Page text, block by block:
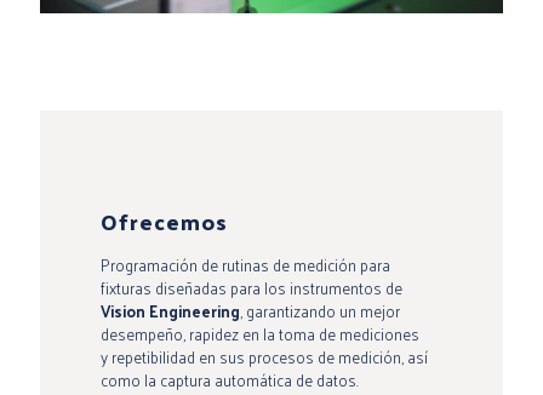
Ofrecemos
Programación de rutinas de medición para
fixturas diseñadas para los instrumentos de
Vision Engineering, garantizando un mejor
desempeño, rapidez en la toma de mediciones
y repetibilidad en sus procesos de medición, así
como la captura automática de datos.